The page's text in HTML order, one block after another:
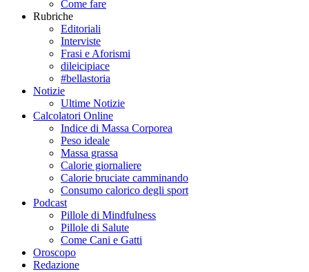
Come fare
Rubriche
Editoriali
Interviste
Frasi e Aforismi
dileicipiace
#bellastoria
Notizie
Ultime Notizie
Calcolatori Online
Indice di Massa Corporea
Peso ideale
Massa grassa
Calorie giornaliere
Calorie bruciate camminando
Consumo calorico degli sport
Podcast
Pillole di Mindfulness
Pillole di Salute
Come Cani e Gatti
Oroscopo
Redazione